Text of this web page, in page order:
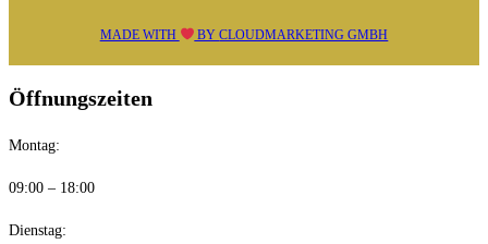
MADE WITH BYCLOUDMARKETING GMBH
Öffnungszeiten
Montag:
09:00 – 18:00
Dienstag: